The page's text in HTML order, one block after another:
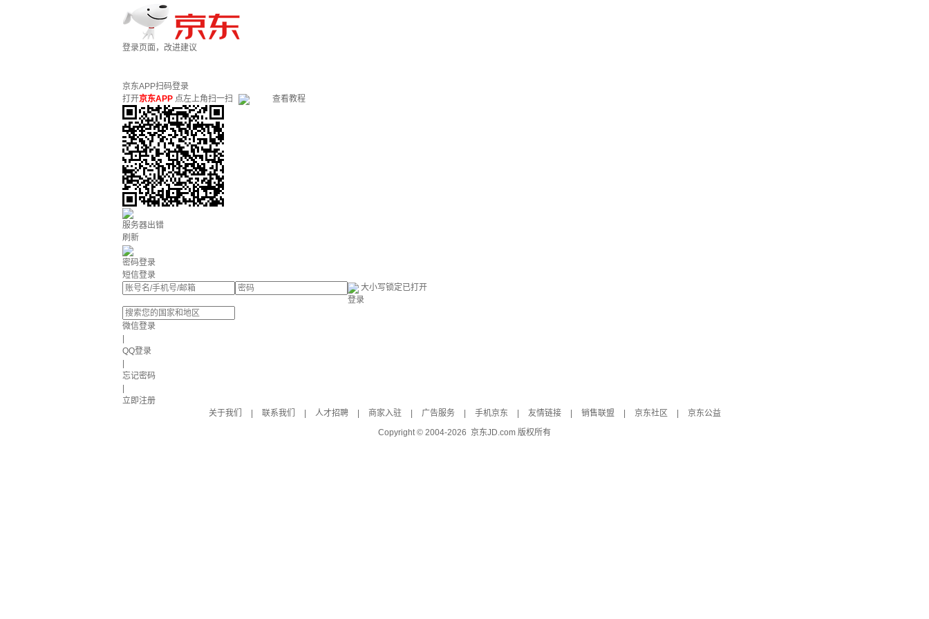
登录页面，改进建议
京东APP扫码登录
打开京东APP 点左上角扫一扫 查看教程
服务器出错
刷新
密码登录
短信登录
大小写锁定已打开
登录
微信登录
QQ登录
忘记密码
立即注册
关于我们
联系我们 人才招聘 商家入驻 广告服务 手机京东 友情链接 销售联盟 京东社区
京东公益
Copyright © 2004-2026 京东JD.com 版权所有